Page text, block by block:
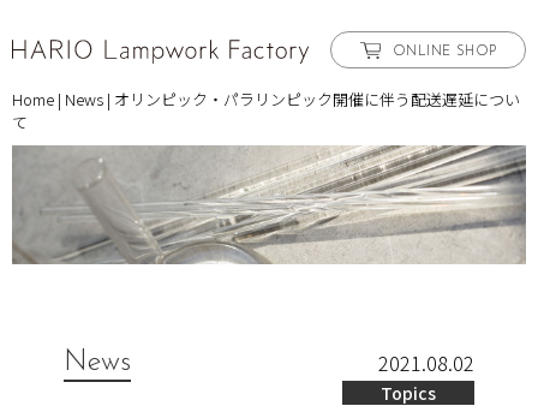
ONLINE SHOP
Home | News | オリンピック・パラリンピック開催に伴う配送遅延につい
て
News 2021.08.02
Topics